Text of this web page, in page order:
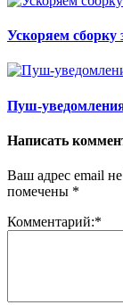
Ускоряем сборку
Пуш-
Написать
Ваш адрес email
помечены *
Комментарий:*